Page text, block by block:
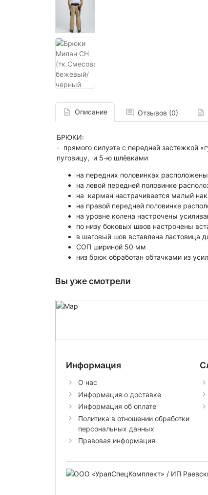
Описание Отзывов (0)
БРЮКИ:
- прямого силуэта с передней застежкой
пуговицу, и 5-ю шлёвками
на передних половинках
на левой передней половинке
на карман настрачивается малый
на правой передней половинке
на уровне колена настрочены
по низу боковых швов настрочены
в шаговый шов вставлена ластовица
СОП шириной 50 мм
низ брюк обработан обтачками из
Вы уже смотрели
Информация
О нас
Информация о доставке
Информация об оплате
Политика в отношении обработки
персональных данных
Правовая информация